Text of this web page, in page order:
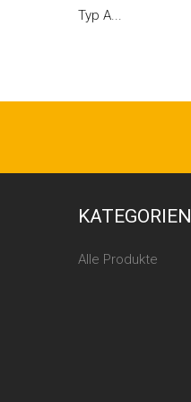
Typ A...
KATEGORIEN
Alle Produkte